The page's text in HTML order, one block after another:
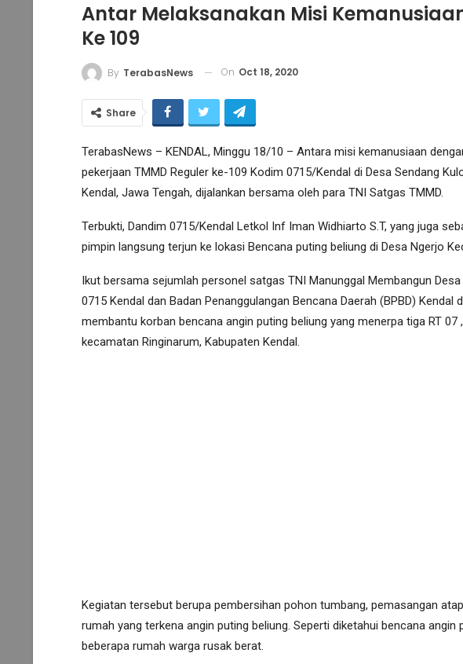
Antar Melaksanakan Misi
Ke 109
By TerabasNews On Oct 18, 2020
Share
TerabasNews – KENDAL, Minggu 18/10 – Antara misi kemanusiaan
pekerjaan TMMD Reguler ke-109 Kodim 0715/Kendal di Desa Sendang
Kendal, Jawa Tengah, dijalankan bersama oleh para TNI Satgas TMMD.
Terbukti, Dandim 0715/Kendal Letkol Inf Iman Widhiarto S.T, yang juga
pimpin langsung terjun ke lokasi Bencana puting beliung di Desa Ngerjo
Ikut bersama sejumlah personel satgas TNI Manunggal Membangun
0715 Kendal dan Badan Penanggulangan Bencana Daerah (BPBD)
membantu korban bencana angin puting beliung yang menerpa tiga RT 07
kecamatan Ringinarum, Kabupaten Kendal.
Kegiatan tersebut berupa pembersihan pohon tumbang, pemasangan
rumah yang terkena angin puting beliung. Seperti diketahui bencana angin
beberapa rumah warga rusak berat.